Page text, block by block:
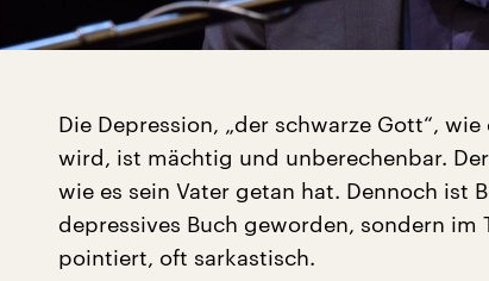
Die Depression, „der schwarze Gott“,
wird, ist mächtig und unberechenbar.
wie es sein Vater getan hat. Dennoch ist
depressives Buch geworden, sondern im
pointiert, oft sarkastisch.